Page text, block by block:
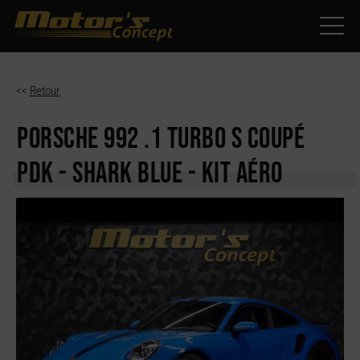
<< Retour
PORSCHE 992 .1 TURBO S COUPÉ
PDK - SHARK BLUE - KIT AÉRO